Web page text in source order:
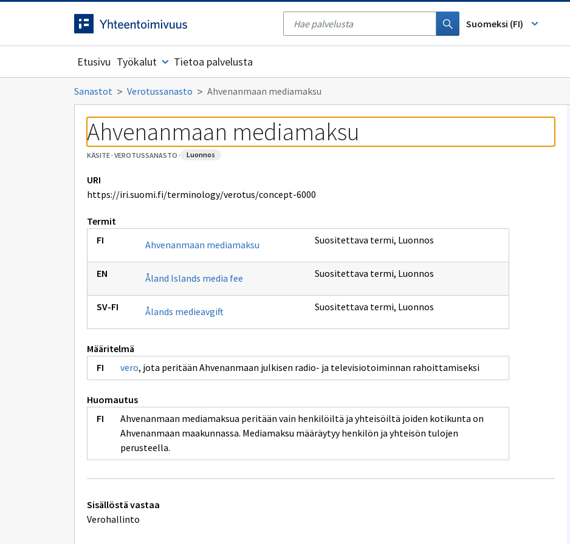
Siirrytty
Tyhjennä
haku
Suomeksi (FI)
Etusivu Työkalut Tietoa palvelusta
Sanastot Verotussanasto Ahvenanmaan mediamaksu
Ahvenanmaan mediamaksu
KÄSITE· VEROTUSSANASTO · luonnos
URI
https://iri.suomi.fi/terminology/verotus/concept-6000
Termit
Ahvenanmaan mediamaksu
Suositettava termi, Luonnos
Åland Islands media fee Suositettava termi, Luonnos
Ålands medieavgift Suositettava termi, Luonnos
Määritelmä
vero, jota peritään Ahvenanmaan julkisen radio- ja televisiotoiminnan rahoittamiseksi
Huomautus
Ahvenanmaan mediamaksua peritään vain henkilöiltä ja yhteisöiltä joiden kotikunta on
Ahvenanmaan maakunnassa. Mediamaksu määräytyy henkilön ja yhteisön tulojen
perusteella.
Tekniset
lisätiedot
Sisällöstä vastaa
Verohallinto